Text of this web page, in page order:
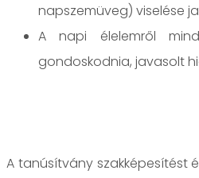
napszemüveg) viselése
A napi élelemről
gondoskodnia, javasolt
A tanúsítvány szakképesítést